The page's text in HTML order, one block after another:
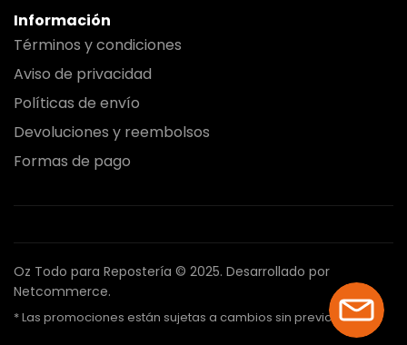
Información
Términos y condiciones
Aviso de privacidad
Políticas de envío
Devoluciones y reembolsos
Formas de pago
Oz Todo para Repostería © 2025. Desarrollado por
Netcommerce.
* Las promociones están sujetas a cambios sin previo aviso.